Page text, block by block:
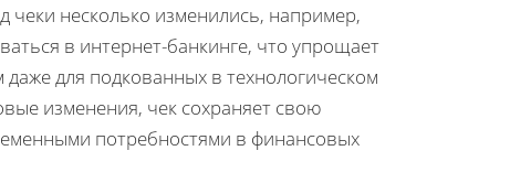
несколько изменились, например,
в интернет-банкинге, что упрощает
для подкованных в технологическом
изменения, чек сохраняет свою
потребностями в финансовых